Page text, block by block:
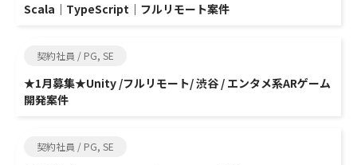
Scala｜TypeScript｜フルリモート案件
契約社員 / PG, SE
★1月募集★Unity /フルリモート/ 渋谷 / エンタメ系ARゲーム
開発案件
契約社員 / PG, SE